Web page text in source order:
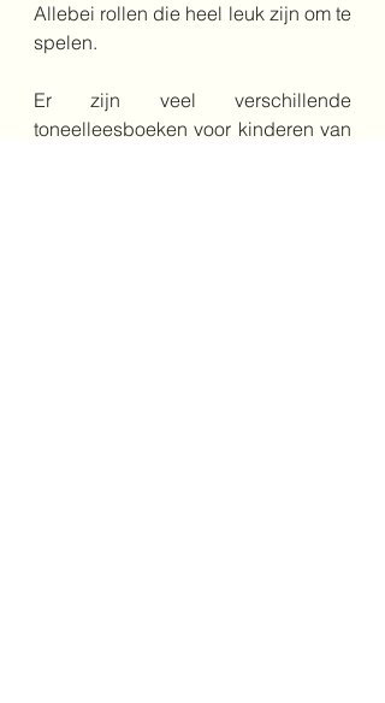
Allebei rollen die heel leuk zijn om te
spelen.
Er zijn veel verschillende
toneelleesboeken voor kinderen van